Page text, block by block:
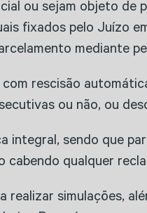
ou sejam objeto
fixados pelo Juízo
mediante
rescisão
ou não, ou
sendo que
qualquer
simulações,